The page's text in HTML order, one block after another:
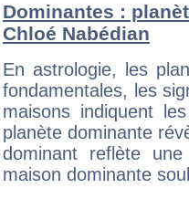
Dominantes :
Chloé Nabédian
En astrologie, les
fondamentales, les
maisons indiquent
planète dominante
dominant reflète
maison dominante